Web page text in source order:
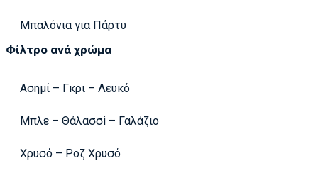
Μπαλόνια για Πάρτυ
Φίλτρο ανά χρώμα
Ασημί – Γκρι – Λευκό
Μπλε – Θάλασσi – Γαλάζιο
Χρυσό – Ροζ Χρυσό